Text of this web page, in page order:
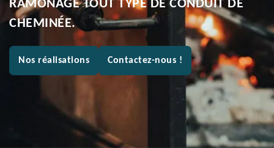
RAMONAGE TOUT TYPE DE CONDUIT DE
CHEMINÉE.
Nos réalisations Contactez-nous !